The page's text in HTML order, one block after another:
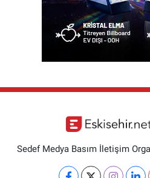
Sedef Medya Basım İletişim